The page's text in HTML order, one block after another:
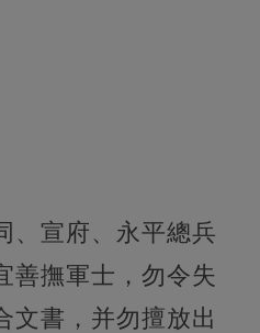
、宣府、永平總兵
善撫軍士，勿令失
文書，并勿擅放出